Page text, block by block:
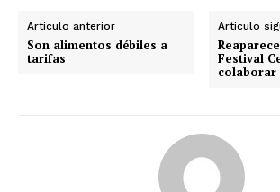
Artículo anterior
Son alimentos débiles a
tarifas
Artículo
Festival
colaborar